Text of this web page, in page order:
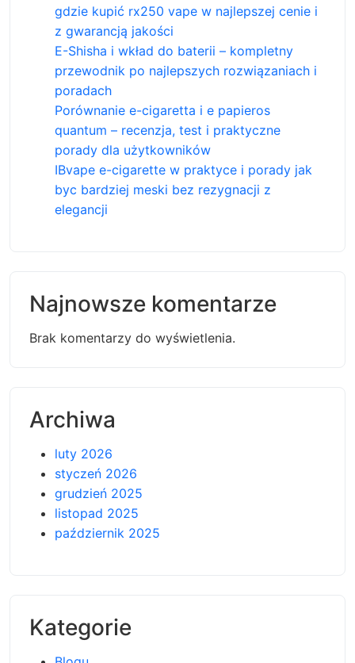
gdzie kupić rx250 vape w najlepszej cenie i
z gwarancją jakości
E-Shisha i wkład do baterii – kompletny
przewodnik po najlepszych rozwiązaniach i
poradach
Porównanie e-cigaretta i e papieros
quantum – recenzja, test i praktyczne
porady dla użytkowników
IBvape e-cigarette w praktyce i porady jak
byc bardziej meski bez rezygnacji z
elegancji
Najnowsze komentarze
Brak komentarzy do wyświetlenia.
Archiwa
luty 2026
styczeń 2026
grudzień 2025
listopad 2025
październik 2025
Kategorie